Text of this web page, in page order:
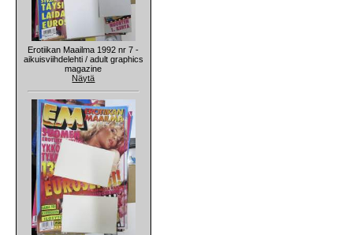
Erotiikan Maailma 1992 nr 7 -
aikuisviihdelehti / adult graphics
magazine
Näytä